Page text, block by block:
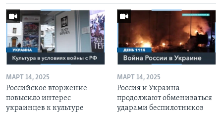
МАРТ 14, 2025
Российское вторжение
повысило интерес
украинцев к культуре
МАРТ 14, 2025
Россия и Украина
продолжают обмениваться
ударами беспилотников